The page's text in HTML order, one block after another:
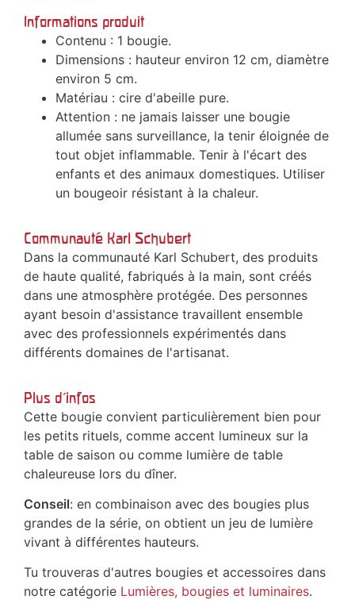
Informations produit
Contenu : 1 bougie.
Dimensions : hauteur environ 12 cm, diamètre
environ 5 cm.
Matériau : cire d'abeille pure.
Attention : ne jamais laisser une bougie
allumée sans surveillance, la tenir éloignée de
tout objet inflammable. Tenir à l'écart des
enfants et des animaux domestiques. Utiliser
un bougeoir résistant à la chaleur.
Communauté Karl Schubert
Dans la communauté Karl Schubert, des produits
de haute qualité, fabriqués à la main, sont créés
dans une atmosphère protégée. Des personnes
ayant besoin d'assistance travaillent ensemble
avec des professionnels expérimentés dans
différents domaines de l'artisanat.
Plus d'infos
Cette bougie convient particulièrement bien pour
les petits rituels, comme accent lumineux sur la
table de saison ou comme lumière de table
chaleureuse lors du dîner.
Conseil: en combinaison avec des bougies plus
grandes de la série, on obtient un jeu de lumière
vivant à différentes hauteurs.
Tu trouveras d'autres bougies et accessoires dans
notre catégorie Lumières, bougies et luminaires.